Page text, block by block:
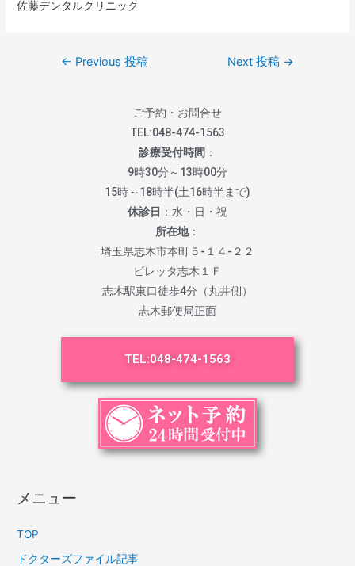
佐藤デンタルクリニック
← Previous 投稿 Next 投稿 →
ご予約・お問合せ
TEL:048-474-1563
診療受付時間 ：
9時30分～13時00分
15時～18時半(土16時半まで)
休診日 ：水・日・祝
所在地：
埼玉県志木市本町５-１４-２２
ビレッタ志木１Ｆ
志木駅東口徒歩4分（丸井側）
志木郵便局正面
TEL:048-474-1563
メニュー
TOP
ドクターズファイル記事